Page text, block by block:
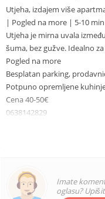
Utjeha, izdajem više
| Pogled na more | 5-10
Utjeha je mirna uvala
šuma, bez gužve. Idealno
Pogled na more
Besplatan parking,
Potpuno opremljene
Cena 40-50€
0638142829
Sve naše recenzije i
http://airbnb.com/h/
Imate
oglasu?